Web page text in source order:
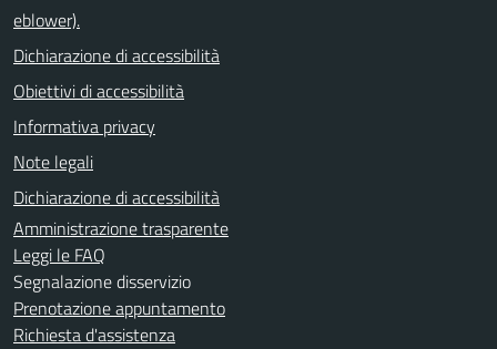
eblower).
Dichiarazione di accessibilità
Obiettivi di accessibilità
Informativa privacy
Note legali
Dichiarazione di accessibilità
Amministrazione trasparente
Leggi le FAQ
Segnalazione disservizio
Prenotazione appuntamento
Richiesta d'assistenza